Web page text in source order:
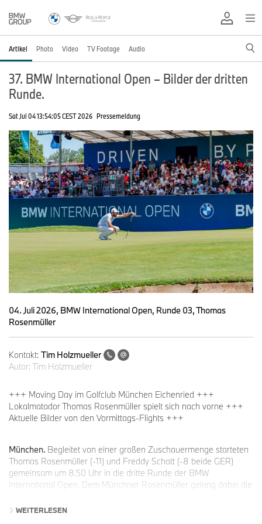
Artikel Photo Video TV Footage Audio
37. BMW International Open – Bilder der dritten
Runde.
Sat Jul 04 13:54:05 CEST 2026 Pressemeldung
04. Juli 2026, BMW International Open, Runde 03, Thomas
Rosenmüller
Kontakt: Tim Holzmueller
Autor: Tim Holzmueller
+++ Moving Day im Golfclub München Eichenried +++
Lokalmatador Thomas Rosenmüller spielt sich nach vorne +++
Aktuelle Bilder von den Vormittags-Flights +++
München. Begleitet von einer großen Zuschauermenge starteten
Thomas Rosenmüller (-11) und Freddy Schott (-8 beide GER)
gemeinsam um 8.50 Uhr in die dritte Runde der BMW
International Open. Dem Münchner Rosenmüller gelang dabei die
Zwischenklassement um 49 Plätze verbesserte und die geteilte
WEITERLESEN